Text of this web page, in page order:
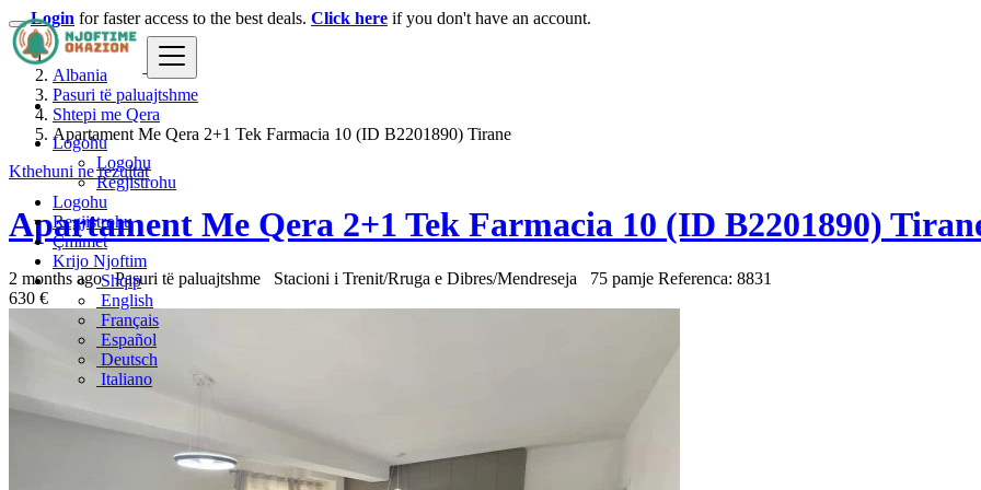
Logohu
Logohu
Regjistrohu
Logohu
Regjistrohu
Çmimet
Krijo Njoftim
Shqip
English
Français
Español
Deutsch
Italiano
Login for faster access to the best deals. Click here if you don't have an account.
Albania
Pasuri të paluajtshme
Shtepi me Qera
Apartament Me Qera 2+1 Tek Farmacia 10 (ID B2201890) Tirane
Kthehuni ne rezultat
Apartament Me Qera 2+1 Tek Farmacia 10 (ID B2201890)
2 months ago Pasuri të paluajtshme Stacioni i Trenit/Rruga e Dibres/Mendreseja 75 pamje Referenca: 8831
630 €